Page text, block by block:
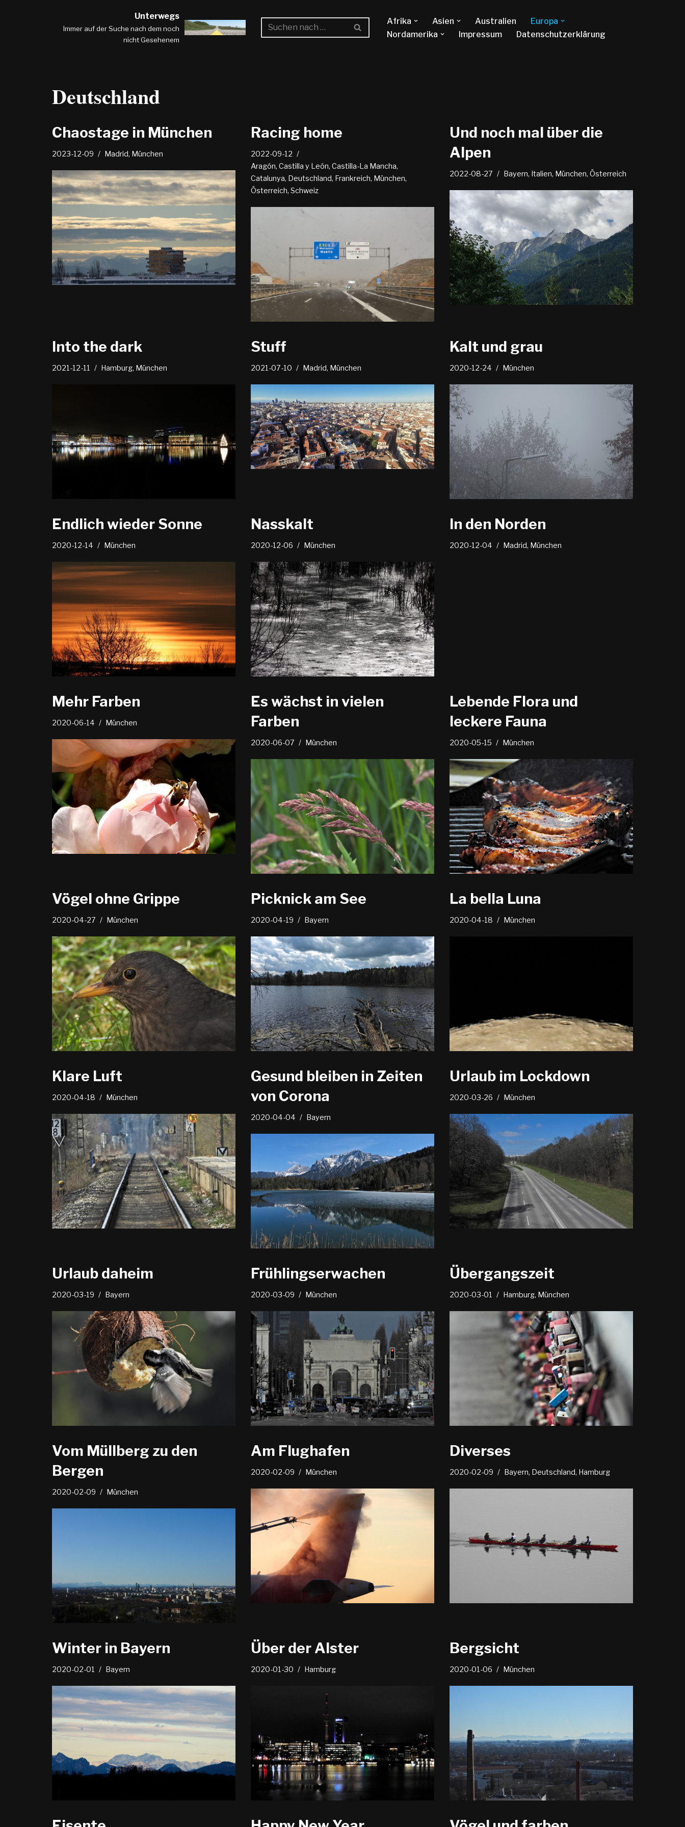
Unterwegs
Immer auf der Suche nach dem noch
nicht Gesehenem
Afrika Asien Australien
Europa
Nordamerika
Impressum Datenschutzerklärung
Deutschland
Chaostage in München
2023-12-09 Madrid, München
Racing home
2022-09-12
Aragón, Castilla y León, Castilla-La Mancha,
Catalunya, Deutschland, Frankreich, München,
Österreich, Schweiz
Und noch mal über die
Alpen
2022-08-27 Bayern, Italien, München, Österreich
Into the dark
2021-12-11 Hamburg, München
Stuff
2021-07-10 Madrid, München
Kalt und grau
2020-12-24 München
Endlich wieder Sonne
2020-12-14 München
Nasskalt
2020-12-06 München
In den Norden
2020-12-04 Madrid, München
Mehr Farben
2020-06-14 München
Es wächst in vielen
Farben
2020-06-07 München
Lebende Flora und
leckere Fauna
2020-05-15 München
Vögel ohne Grippe
2020-04-27 München
Picknick am See
2020-04-19 Bayern
La bella Luna
2020-04-18 München
Klare Luft
2020-04-18 München
Gesund bleiben in Zeiten
von Corona
2020-04-04 Bayern
Urlaub im Lockdown
2020-03-26 München
Urlaub daheim
2020-03-19 Bayern
Frühlingserwachen
2020-03-09 München
Übergangszeit
2020-03-01 Hamburg, München
Vom Müllberg zu den
Bergen
2020-02-09 München
Am Flughafen
2020-02-09 München
Diverses
2020-02-09 Bayern, Deutschland, Hamburg
Winter in Bayern
2020-02-01 Bayern
Über der Alster
2020-01-30 Hamburg
Bergsicht
2020-01-06 München